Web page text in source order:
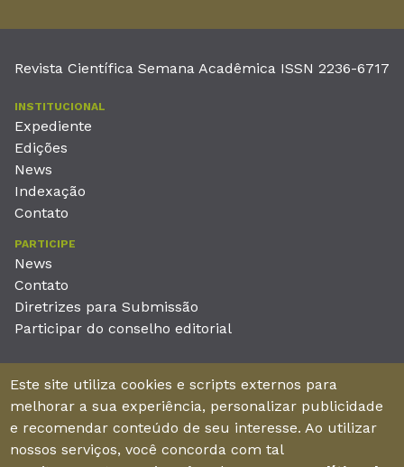
Revista Científica Semana Acadêmica ISSN 2236-6717
INSTITUCIONAL
Expediente
Edições
News
Indexação
Contato
PARTICIPE
News
Contato
Diretrizes para Submissão
Participar do conselho editorial
Unieducar Inteligência Educacional Ltda
CNPJ: 05.569.970/0001-26
Av. Desembargador Moreira, No. 2001 – 11º andar - Bairro
Aldeota
Este site utiliza cookies e scripts externos para
melhorar a sua experiência, personalizar publicidade
e recomendar conteúdo de seu interesse. Ao utilizar
nossos serviços, você concorda com tal